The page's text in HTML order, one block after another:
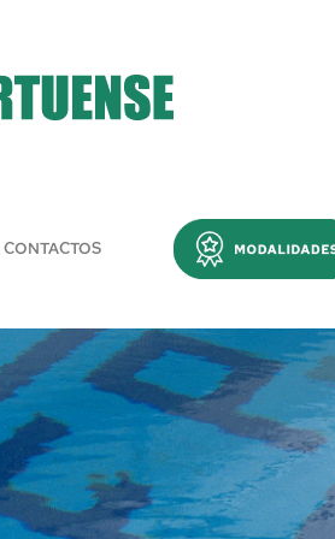
CONTACTOS Menu